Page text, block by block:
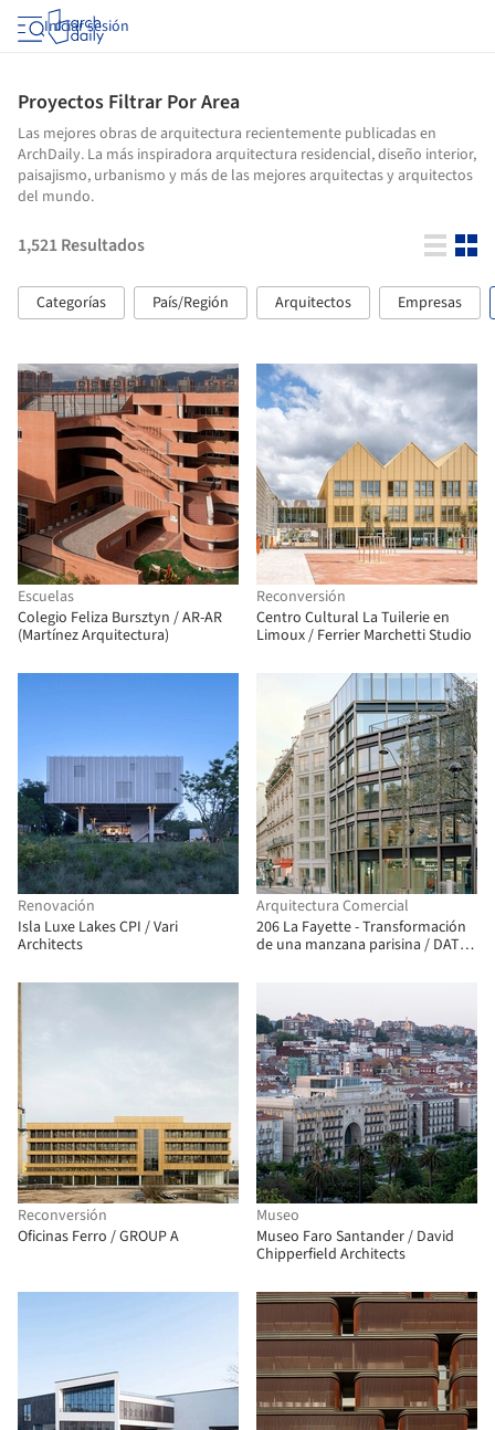
Iniciar sesión
Proyectos Filtrar Por Area
Las mejores obras de arquitectura recientemente publicadas en
ArchDaily. La más inspiradora arquitectura residencial, diseño interior,
paisajismo, urbanismo y más de las mejores arquitectas y arquitectos
del mundo.
1,521Resultados
Categorías País/Región Arquitectos Empresas
Escuelas
Colegio Feliza Bursztyn / AR-AR
(Martínez Arquitectura)
Reconversión
Centro Cultural La Tuilerie en
Limoux / Ferrier Marchetti Studio
Renovación
Isla Luxe Lakes CPI / Vari
Architects
Arquitectura Comercial
206 La Fayette - Transformación
de una manzana parisina / DATA
Reconversión
Oficinas Ferro / GROUP A
Museo
Museo Faro Santander / David
Chipperfield Architects